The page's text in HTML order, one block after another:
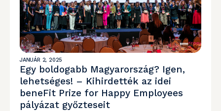
JANUÁR 2, 2025
Egy boldogabb Magyarország? Igen,
lehetséges! – Kihirdették az idei
beneFit Prize for Happy Employees
pályázat győzteseit